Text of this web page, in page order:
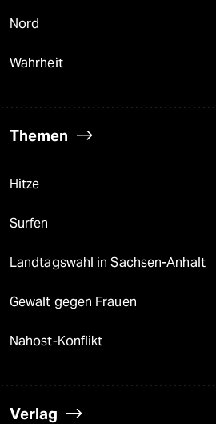
Nord
Wahrheit
Themen
Hitze
Surfen
Landtagswahl in Sachsen-Anhalt
Gewalt gegen Frauen
Nahost-Konflikt
Verlag